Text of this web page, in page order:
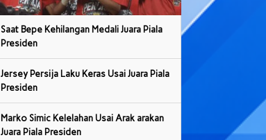
Saat Bepe Kehilangan Medali Juara Piala
Presiden
Jersey Persija Laku Keras Usai Juara Piala
Presiden
Marko Simic Kelelahan Usai Arak arakan
Juara Piala Presiden